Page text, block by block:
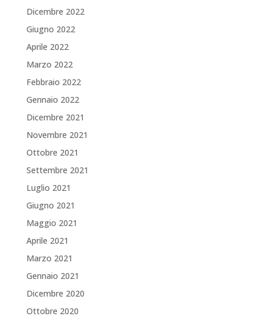
Dicembre 2022
Giugno 2022
Aprile 2022
Marzo 2022
Febbraio 2022
Gennaio 2022
Dicembre 2021
Novembre 2021
Ottobre 2021
Settembre 2021
Luglio 2021
Giugno 2021
Maggio 2021
Aprile 2021
Marzo 2021
Gennaio 2021
Dicembre 2020
Ottobre 2020